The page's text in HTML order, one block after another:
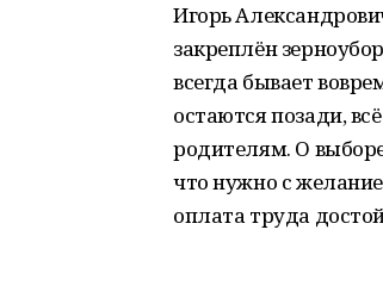
Игорь
закреплён
всегда бывает
остаются позади,
родителям. О
что нужно с
оплата труда